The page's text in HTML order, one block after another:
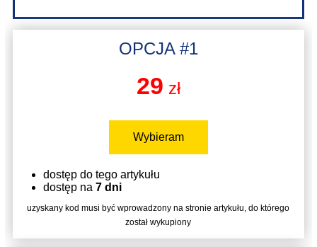
OPCJA #1
29 zł
Wybieram
dostęp do tego artykułu
dostęp na 7 dni
uzyskany kod musi być wprowadzony na stronie artykułu, do którego
został wykupiony